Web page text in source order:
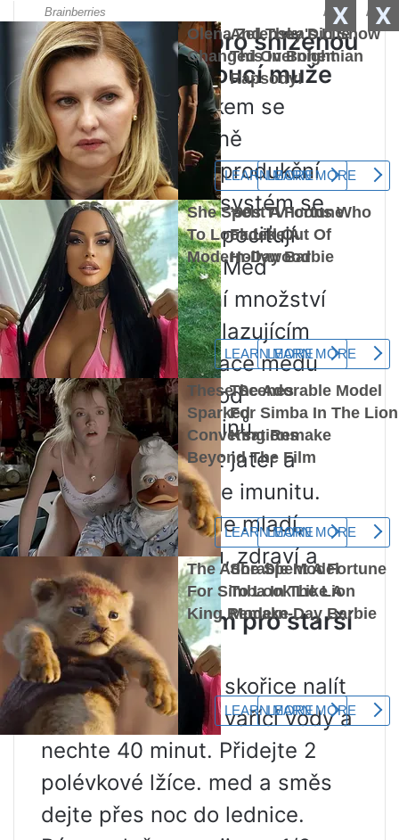
X
X
Výhody medu pro sníženou
imunitu a stárnoucí muže
S přibývajícím věkem se
mužské tělo značně
opotřebovává. Reprodukční
funkce a imunitní systém se
zhoršují a někteří pociťují
těžkou plešatost. Med
obsahuje kolosální množství
antioxidantů s omlazujícím
účinkem. Konzumace medu
čistí mužské tělo od
radionuklidů a toxinů,
podporuje činnost jater a
žlučníku a zlepšuje imunitu.
Muži zůstávají déle mladí,
zachovávají si sílu, zdraví a
potenci.
Recept s medem pro starší
muže
1 polévková lžíce. skořice nalít
1 polévková lžíce. vařící vody a
nechte 40 minut. Přidejte 2
polévkové lžíce. med a směs
dejte přes noc do lednice.